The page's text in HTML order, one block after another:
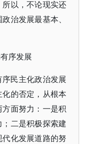
以，不论现实还
治发展最基本、
序发展
民主化政治发展
的否定，从根本
面努力：一是积
二是积极探索建
化发展道路的努